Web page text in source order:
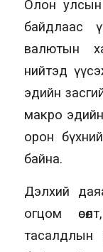
Олон улсын
байдлаас
валютын
нийтэд
эдийн
макро
орон
байна.
Дэлхий
огцом